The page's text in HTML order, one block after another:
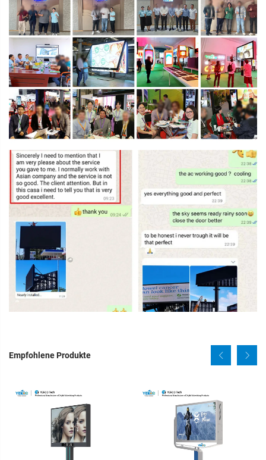
Empfohlene Produkte